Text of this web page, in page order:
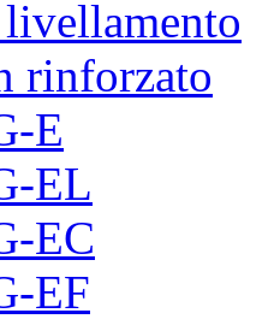
rinforzato
E
EL
EC
EF